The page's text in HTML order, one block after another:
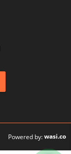
Powered by:wasi.co